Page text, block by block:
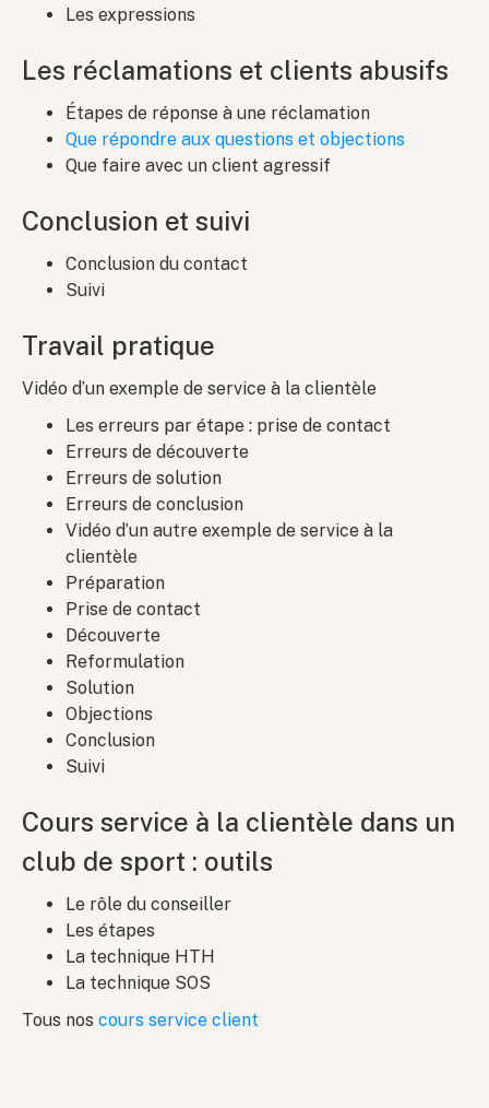
Les expressions
Les réclamations et clients abusifs
Étapes de réponse à une réclamation
Que répondre aux questions et objections
Que faire avec un client agressif
Conclusion et suivi
Conclusion du contact
Suivi
Travail pratique
Vidéo d’un exemple de service à la clientèle
Les erreurs par étape : prise de contact
Erreurs de découverte
Erreurs de solution
Erreurs de conclusion
Vidéo d’un autre exemple de service à la
clientèle
Préparation
Prise de contact
Découverte
Reformulation
Solution
Objections
Conclusion
Suivi
Cours service à la clientèle dans un
club de sport : outils
Le rôle du conseiller
Les étapes
La technique HTH
La technique SOS
Tous nos cours service client